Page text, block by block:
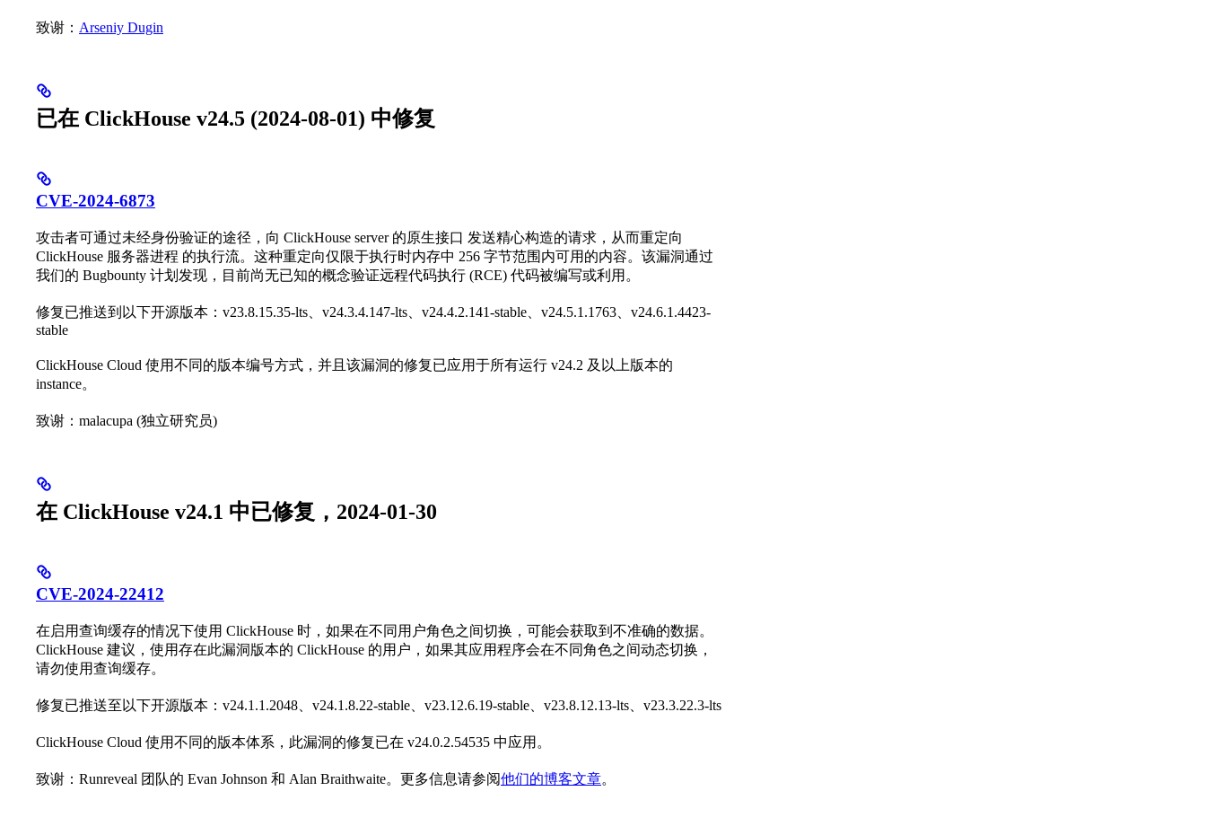
致谢： Arseniy Dugin
已在 ClickHouse v24.5 (2024-08-01) 中修复
CVE-2024-6873
攻击者可通过未经身份验证的途径，向 ClickHouse server 的原生接口 发送精心构造的请求，从而重定向
ClickHouse 服务器进程 的执行流。这种重定向仅限于执行时内存中 256 字节范围内可用的内容。该漏洞通过
我们的 Bugbounty 计划发现，目前尚无已知的概念验证远程代码执行 (RCE) 代码被编写或利用。
修复已推送到以下开源版本：v23.8.15.35-lts、v24.3.4.147-lts、v24.4.2.141-stable、v24.5.1.1763、v24.6.1.4423-
stable
ClickHouse Cloud 使用不同的版本编号方式，并且该漏洞的修复已应用于所有运行 v24.2 及以上版本的
instance。
致谢：malacupa (独立研究员)
在 ClickHouse v24.1 中已修复，2024-01-30
CVE-2024-22412
在启用查询缓存的情况下使用 ClickHouse 时，如果在不同用户角色之间切换，可能会获取到不准确的数据。
ClickHouse 建议，使用存在此漏洞版本的 ClickHouse 的用户，如果其应用程序会在不同角色之间动态切换，
请勿使用查询缓存。
修复已推送至以下开源版本：v24.1.1.2048、v24.1.8.22-stable、v23.12.6.19-stable、v23.8.12.13-lts、v23.3.22.3-lts
ClickHouse Cloud 使用不同的版本体系，此漏洞的修复已在 v24.0.2.54535 中应用。
致谢：Runreveal 团队的 Evan Johnson 和 Alan Braithwaite。更多信息请参阅他们的博客文章。